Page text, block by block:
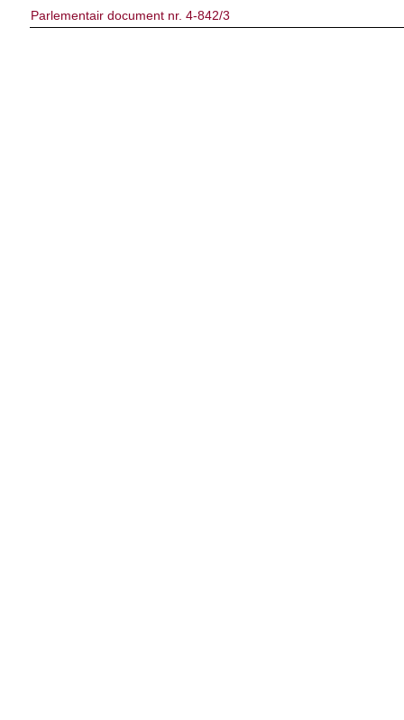
Parlementair document nr. 4-842/3